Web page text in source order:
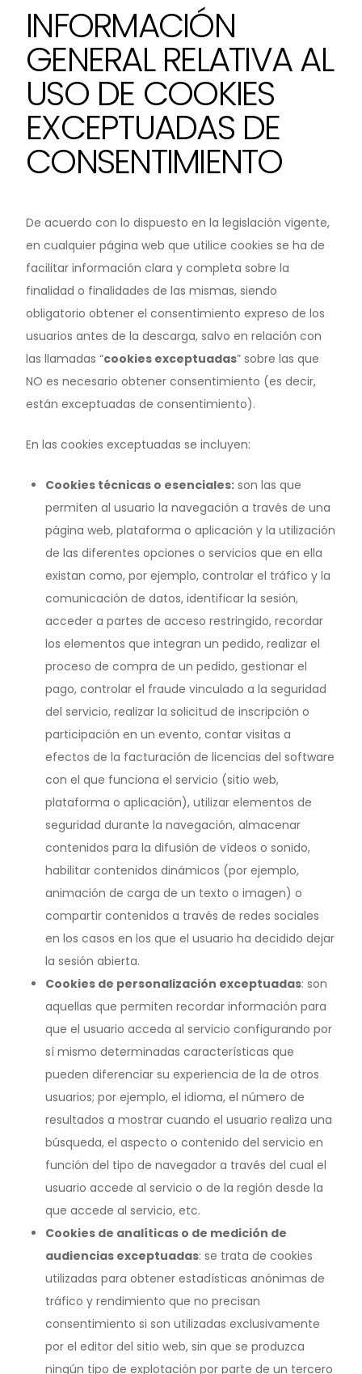
INFORMACIÓN
GENERAL RELATIVA AL
USO DE COOKIES
EXCEPTUADAS DE
CONSENTIMIENTO
De acuerdo con lo dispuesto en la legislación vigente,
en cualquier página web que utilice cookies se ha de
facilitar información clara y completa sobre la
finalidad o finalidades de las mismas, siendo
obligatorio obtener el consentimiento expreso de los
usuarios antes de la descarga, salvo en relación con
las llamadas “cookies exceptuadas” sobre las que
NO es necesario obtener consentimiento (es decir,
están exceptuadas de consentimiento).
En las cookies exceptuadas se incluyen:
Cookies técnicas o esenciales: son las que
permiten al usuario la navegación a través de una
página web, plataforma o aplicación y la utilización
de las diferentes opciones o servicios que en ella
existan como, por ejemplo, controlar el tráfico y la
comunicación de datos, identificar la sesión,
acceder a partes de acceso restringido, recordar
los elementos que integran un pedido, realizar el
proceso de compra de un pedido, gestionar el
pago, controlar el fraude vinculado a la seguridad
del servicio, realizar la solicitud de inscripción o
participación en un evento, contar visitas a
efectos de la facturación de licencias del software
con el que funciona el servicio (sitio web,
plataforma o aplicación), utilizar elementos de
seguridad durante la navegación, almacenar
contenidos para la difusión de vídeos o sonido,
habilitar contenidos dinámicos (por ejemplo,
animación de carga de un texto o imagen) o
compartir contenidos a través de redes sociales
en los casos en los que el usuario ha decidido dejar
la sesión abierta.
Cookies de personalización exceptuadas: son
aquellas que permiten recordar información para
que el usuario acceda al servicio configurando por
sí mismo determinadas características que
pueden diferenciar su experiencia de la de otros
usuarios; por ejemplo, el idioma, el número de
resultados a mostrar cuando el usuario realiza una
búsqueda, el aspecto o contenido del servicio en
función del tipo de navegador a través del cual el
usuario accede al servicio o de la región desde la
que accede al servicio, etc.
Cookies de analíticas o de medición de
audiencias exceptuadas: se trata de cookies
utilizadas para obtener estadísticas anónimas de
tráfico y rendimiento que no precisan
consentimiento si son utilizadas exclusivamente
por el editor del sitio web, sin que se produzca
ningún tipo de explotación por parte de un tercero